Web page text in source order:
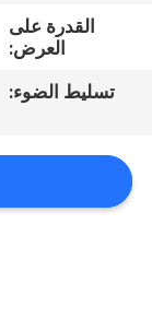
مراقبة
بنا
القدرة على
العرض:
تسليط الضوء: